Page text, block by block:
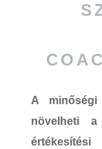
A minőségi
növelheti